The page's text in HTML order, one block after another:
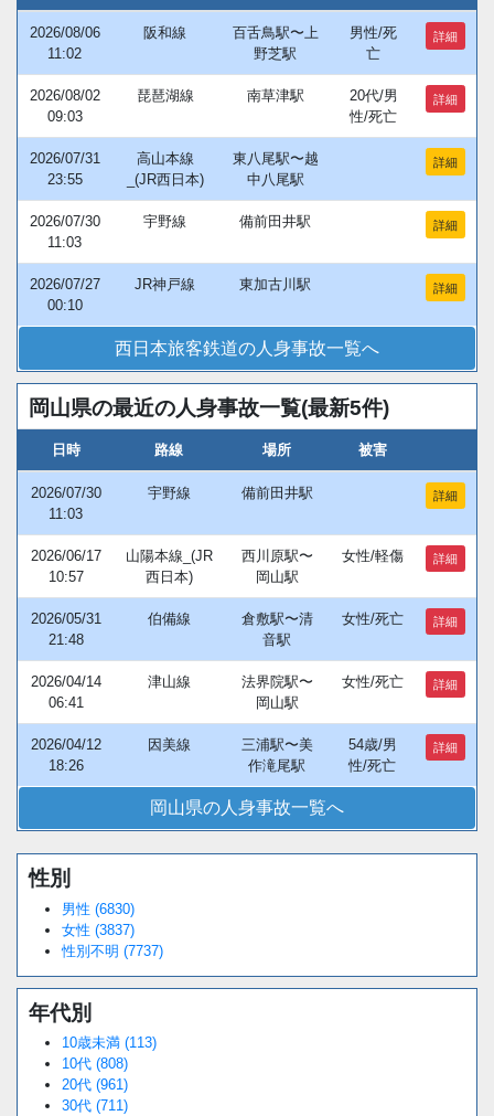
2026/08/06
11:02
阪和線
百舌鳥駅〜上
野芝駅
男性/死
亡
詳細
2026/08/02
09:03
琵琶湖線 南草津駅
20代/男
性/死亡
詳細
2026/07/31
23:55
高山本線
_(JR西日本)
東八尾駅〜越
中八尾駅
詳細
2026/07/30
11:03
宇野線 備前田井駅 詳細
2026/07/27
00:10
JR神戸線 東加古川駅 詳細
西日本旅客鉄道の人身事故一覧へ
岡山県の最近の人身事故一覧(最新5件)
日時 路線 場所 被害
2026/07/30
11:03
宇野線 備前田井駅 詳細
2026/06/17
10:57
山陽本線_(JR
西日本)
西川原駅〜
岡山駅
女性/軽傷 詳細
2026/05/31
21:48
伯備線
倉敷駅〜清
音駅
女性/死亡 詳細
2026/04/14
06:41
津山線
法界院駅〜
岡山駅
女性/死亡 詳細
2026/04/12
18:26
因美線
三浦駅〜美
作滝尾駅
54歳/男
性/死亡
詳細
岡山県の人身事故一覧へ
性別
男性 (6830)
女性 (3837)
性別不明 (7737)
年代別
10歳未満 (113)
10代 (808)
20代 (961)
30代 (711)